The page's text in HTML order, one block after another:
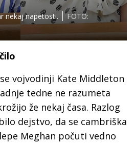
nekaj napetosti.
FOTO:
vojvodinji Kate Middleton
tedne ne razumeta
že nekaj časa. Razlog
dejstvo, da se cambriška
Meghan počuti vedno